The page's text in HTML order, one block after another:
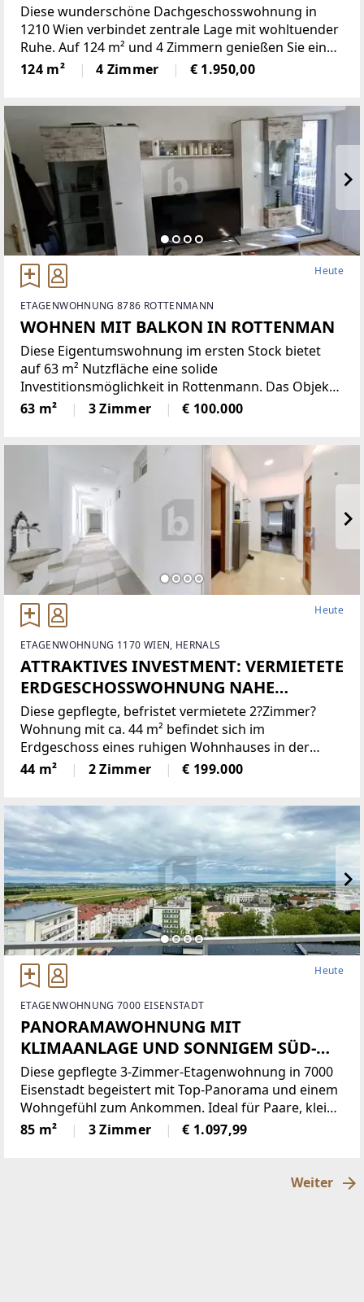
Diese wunderschöne Dachgeschosswohnung in
1210 Wien verbindet zentrale Lage mit wohltuender
Ruhe. Auf 124 m² und 4 Zimmern genießen Sie eine
großartige Raumaufteilung auf 2 Etagen. Die West-
Terrasse mit Markise lädt zu entspannten Abenden
124 m² 4 Zimmer € 1.950,00
Heute
ETAGENWOHNUNG 8786 ROTTENMANN
WOHNEN MIT BALKON IN ROTTENMAN
Diese Eigentumswohnung im ersten Stock bietet
auf 63 m² Nutzfläche eine solide
Investitionsmöglichkeit in Rottenmann. Das Objekt
befindet sich in einem sanierungsbedürftigen
Zustand und erfordert eine Modernisierung durch
63 m² 3 Zimmer € 100.000
Heute
ETAGENWOHNUNG 1170 WIEN, HERNALS
ATTRAKTIVES INVESTMENT: VERMIETETE
ERDGESCHOSSWOHNUNG NAHE
OTTAKRINGER BRAUEREI
Diese gepflegte, befristet vermietete 2?Zimmer?
Wohnung mit ca. 44 m² befindet sich im
Erdgeschoss eines ruhigen Wohnhauses in der
Gschwandnergasse im 17. Bezirk. Die Wohnung ist
aktuell bis 2029 vermietet und eignet sich daher
44 m² 2 Zimmer € 199.000
Heute
ETAGENWOHNUNG 7000 EISENSTADT
PANORAMAWOHNUNG MIT
KLIMAANLAGE UND SONNIGEM SÜD-
OST BALKON
Diese gepflegte 3-Zimmer-Etagenwohnung in 7000
Eisenstadt begeistert mit Top-Panorama und einem
Wohngefühl zum Ankommen. Ideal für Paare, kleine
Familien oder anspruchsvolle Singles, die Komfort
und Ruhe schätzen. Im Wohnzimmer sorgt eine
85 m² 3 Zimmer € 1.097,99
Weiter